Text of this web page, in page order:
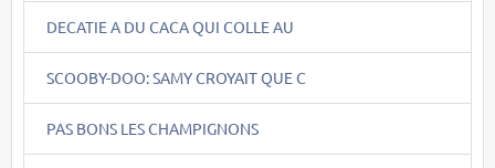
DECATIE A DU CACA QUI COLLE AU
SCOOBY-DOO: SAMY CROYAIT QUE C
PAS BONS LES CHAMPIGNONS